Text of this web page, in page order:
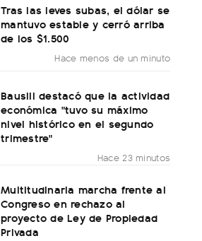
Tras las leves subas, el dólar se
mantuvo estable y cerró arriba
de los $1.500
Hace menos de un minuto
Bausili destacó que la actividad
económica "tuvo su máximo
nivel histórico en el segundo
trimestre"
Hace 23 minutos
Multitudinaria marcha frente al
Congreso en rechazo al
proyecto de Ley de Propiedad
Privada